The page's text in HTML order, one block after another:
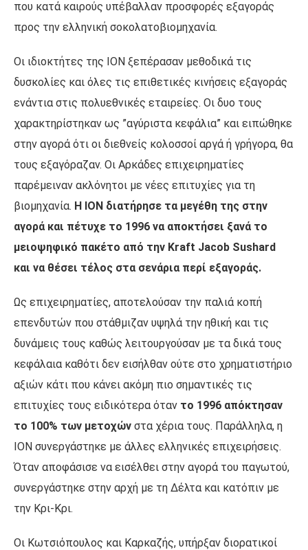
που κατά καιρούς υπέβαλλαν προσφορές εξαγοράς
προς την ελληνική σοκολατοβιομηχανία.
Οι ιδιοκτήτες της ΙΟΝ ξεπέρασαν μεθοδικά τις
δυσκολίες και όλες τις επιθετικές κινήσεις εξαγοράς
ενάντια στις πολυεθνικές εταιρείες. Οι δυο τους
χαρακτηρίστηκαν ως ”αγύριστα κεφάλια” και ειπώθηκε
στην αγορά ότι οι διεθνείς κολοσσοί αργά ή γρήγορα, θα
τους εξαγόραζαν. Οι Αρκάδες επιχειρηματίες
παρέμειναν ακλόνητοι με νέες επιτυχίες για τη
βιομηχανία. Η ΙΟΝ διατήρησε τα μεγέθη της στην
αγορά και πέτυχε το 1996 να αποκτήσει ξανά το
μειοψηφικό πακέτο από την Kraft Jacob Sushard
και να θέσει τέλος στα σενάρια περί εξαγοράς.
Ως επιχειρηματίες, αποτελούσαν την παλιά κοπή
επενδυτών που στάθμιζαν υψηλά την ηθική και τις
δυνάμεις τους καθώς λειτουργούσαν με τα δικά τους
κεφάλαια καθότι δεν εισήλθαν ούτε στο χρηματιστήριο
αξιών κάτι που κάνει ακόμη πιο σημαντικές τις
επιτυχίες τους ειδικότερα όταν το 1996 απόκτησαν
το 100% των μετοχών στα χέρια τους. Παράλληλα, η
ΙΟΝ συνεργάστηκε με άλλες ελληνικές επιχειρήσεις.
Όταν αποφάσισε να εισέλθει στην αγορά του παγωτού,
συνεργάστηκε στην αρχή με τη Δέλτα και κατόπιν με
την Κρι-Κρι.
Οι Κωτσιόπουλος και Καρκαζής, υπήρξαν διορατικοί